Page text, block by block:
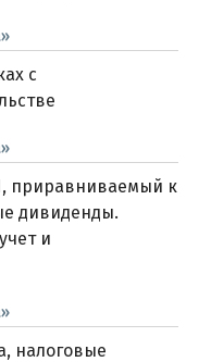
с
приравниваемый к
дивиденды.
и
налоговые